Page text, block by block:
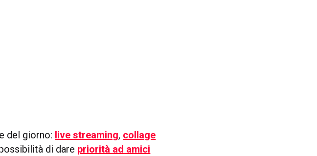
del giorno: live streaming, collage
di dare priorità ad amici